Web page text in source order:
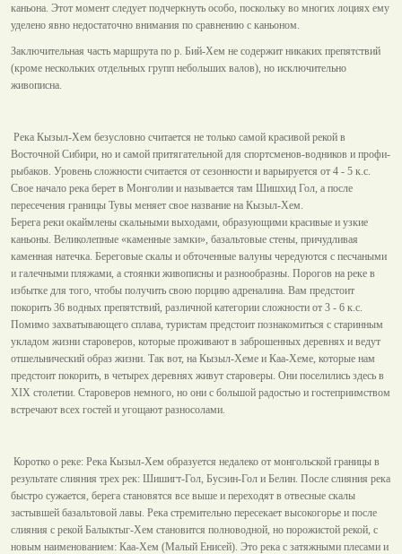
каньона. Этот момент следует подчеркнуть особо, поскольку во многих лоциях ему
уделено явно недостаточно внимания по сравнению с каньоном.
Заключительная часть маршрута по р. Бий-Хем не содержит никаких препятствий
(кроме нескольких отдельных групп небольших валов), но исключительно
живописна.
Река Кызыл-Хем безусловно считается не только самой красивой рекой в
Восточной Сибири, но и самой притягательной для спортсменов-водников и профи-
рыбаков. Уровень сложности считается от сезонности и варьируется от 4 - 5 к.с.
Свое начало река берет в Монголии и называется там Шишхид Гол, а после
пересечения границы Тувы меняет свое название на Кызыл-Хем.
Берега реки окаймлены скальными выходами, образующими красивые и узкие
каньоны. Великолепные «каменные замки», базальтовые стены, причудливая
каменная натечка. Береговые скалы и обточенные валуны чередуются с песчаными
и галечными пляжами, а стоянки живописны и разнообразны. Порогов на реке в
избытке для того, чтобы получить свою порцию адреналина. Вам предстоит
покорить 36 водных препятствий, различной категории сложности от 3 - 6 к.с.
Помимо захватывающего сплава, туристам предстоит познакомиться с старинным
укладом жизни староверов, которые проживают в заброшенных деревнях и ведут
отшельнический образ жизни. Так вот, на Кызыл-Хеме и Каа-Хеме, которые нам
предстоит покорить, в четырех деревнях живут староверы. Они поселились здесь в
ХIX столетии. Староверов немного, но они с большой радостью и гостеприимством
встречают всех гостей и угощают разносолами.
Коротко о реке: Река Кызыл-Хем образуется недалеко от монгольской границы в
результате слияния трех рек: Шишигт-Гол, Бусэин-Гол и Белин. После слияния река
быстро сужается, берега становятся все выше и переходят в отвесные скалы
застывшей базальтовой лавы. Река стремительно пересекает высокогорье и после
слияния с рекой Балыктыг-Хем становится полноводной, но порожистой рекой, с
новым наименованием: Каа-Хем (Малый Енисей). Это река с затяжными плесами и